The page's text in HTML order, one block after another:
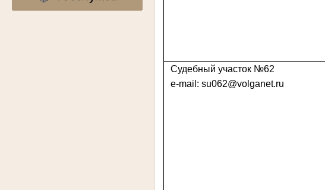
Судебный участок №62
e-mail: su062@volganet.ru